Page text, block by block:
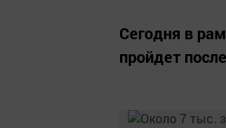
Сегодня в
пройдет